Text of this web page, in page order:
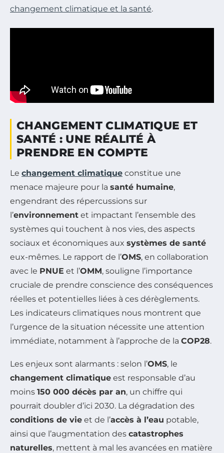
changement climatique et la santé.
CHANGEMENT CLIMATIQUE ET
SANTÉ : UNE RÉALITÉ À
PRENDRE EN COMPTE
Le changement climatique constitue une
menace majeure pour la santé humaine,
engendrant des répercussions sur
l’environnement et impactant l’ensemble des
systèmes qui touchent à nos vies, des aspects
sociaux et économiques aux systèmes de santé
eux-mêmes. Le rapport de l’OMS, en collaboration
avec le PNUE et l’OMM, souligne l’importance
cruciale de prendre conscience des conséquences
réelles et potentielles liées à ces dérèglements.
Les indicateurs climatiques nous montrent que
l’urgence de la situation nécessite une attention
immédiate, notamment à l’approche de la COP28.
Les enjeux sont alarmants : selon l’OMS, le
changement climatique est responsable d’au
moins 150 000 décès par an, un chiffre qui
pourrait doubler d’ici 2030. La dégradation des
conditions de vie et de l’accès à l’eau potable,
ainsi que l’augmentation des catastrophes
naturelles, mettent à mal les avancées en matière